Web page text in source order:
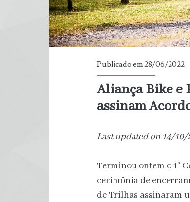
Publicado em 28/06/2022
Aliança Bike e
assinam
Last updated on 14/10/
Terminou ontem o 1°
cerimônia de
de Trilhas assinaram